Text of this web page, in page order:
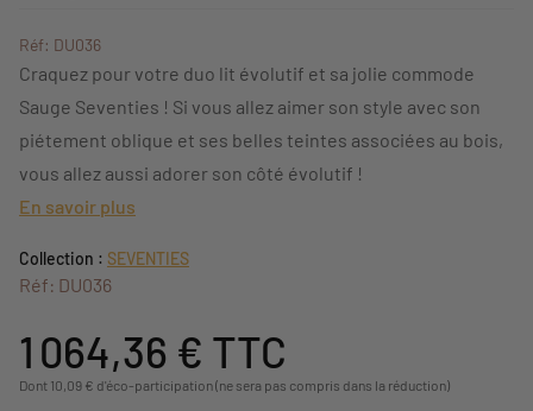
Réf: DU036
Craquez pour votre duo lit évolutif et sa jolie commode
Sauge Seventies ! Si vous allez aimer son style avec son
piétement oblique et ses belles teintes associées au bois,
vous allez aussi adorer son côté évolutif !
En savoir plus
Collection : SEVENTIES
Réf: DU036
1 064,36 € TTC
Dont 10,09 € d'éco-participation (ne sera pas compris dans la réduction)